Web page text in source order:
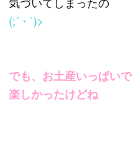
(;´・`)>
でも、お土産いっぱいで
楽しかったけどね